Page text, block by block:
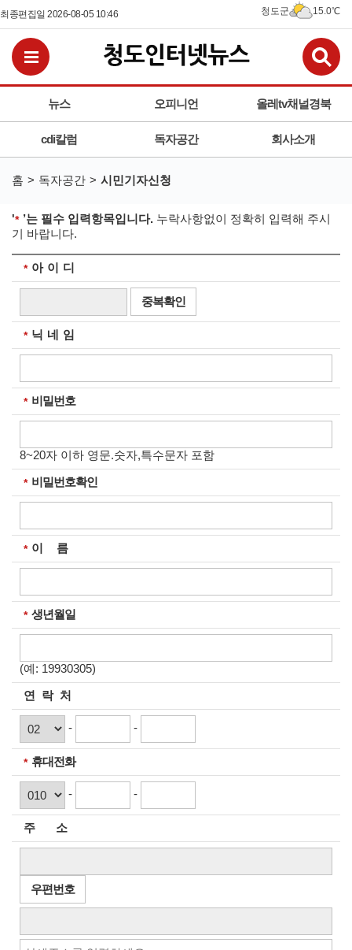
최종편집일 2026-08-05 10:46 청도군 15.0℃
뉴스 오피니언 올레tv채널경북
cdi칼럼 독자공간 회사소개
전체메뉴보기
홈 독자공간 시민기자신청
' 필수입력
’는 필수 입력항목입니다. 누락사항없이 정확히 입력해 주시
기 바랍니다.
필수입력
아 이 디
중복확인
필수입력
닉 네 임
필수입력
비밀번호
8~20자 이하 영문.숫자,특수문자 포함
필수입력
비밀번호확인
필수입력
이 름
필수입력
생년월일
(예: 19930305)
연 락 처
- -
필수입력
휴대전화
- -
주 소
우편번호